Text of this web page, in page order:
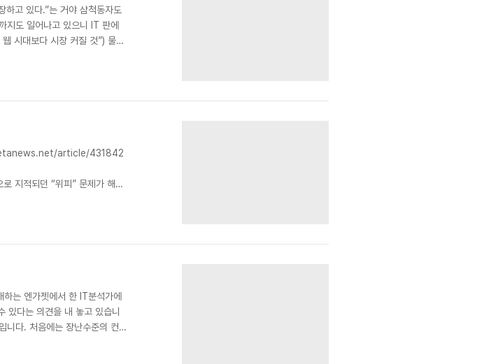
하고 있다.”는 거야 삼척동자도
지도 일어나고 있으니 IT 판에
시대보다 시장 커질 것”) 물론
는 것은 꼭 휴대폰만을 의미하
이다. 이런 기..
article/431842
적되던 “위피” 문제가 해결
제품의 가치는 반감될 것이다.
..
는 엔가젯에서 한 IT분석가에
있다는 의견을 내 놓고 있습니
니다. 처음에는 장난수준의 컨셉
자유)를 침해한다는 생각이 들